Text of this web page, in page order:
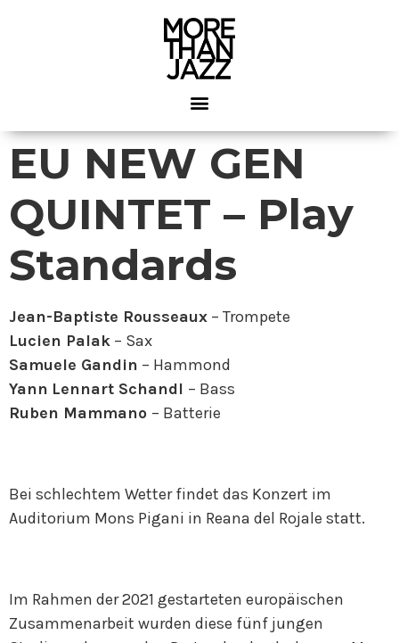
EU NEW GEN
QUINTET – Play
Standards
Jean-Baptiste Rousseaux – Trompete
Lucien Palak – Sax
Samuele Gandin – Hammond
Yann Lennart Schandl – Bass
Ruben Mammano – Batterie
Bei schlechtem Wetter findet das Konzert im
Auditorium Mons Pigani in Reana del Rojale statt.
Im Rahmen der 2021 gestarteten europäischen
Zusammenarbeit wurden diese fünf jungen